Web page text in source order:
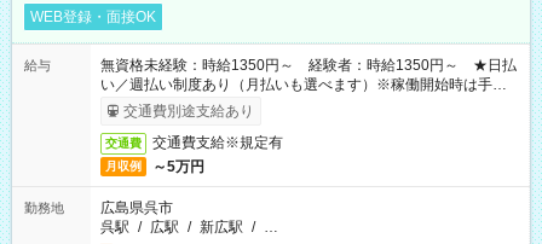
WEB登録・面接OK
給与
無資格未経験：時給1350円～ 経験者：時給1350円～ ★日払
い／週払い制度あり（月払いも選べます）※稼働開始時は手続き
完了次第のお支払いとなります。
交通費別途支給あり
交通費 交通費支給※規定有
月収例 ～5万円
勤務地
広島県呉市
呉駅 / 広駅 / 新広駅 / …